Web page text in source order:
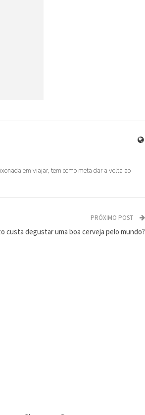
em viajar, tem como meta dar a volta ao
PRÓXIMO POST
custa degustar uma boa cerveja pelo mundo?